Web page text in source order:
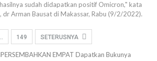
sudah didapatkan positif Omicron," kata
dr Arman Bausat di Makassar, Rabu (9/2/2022).
149 SETERUSNYA
EMPAT Dapatkan Bukunya